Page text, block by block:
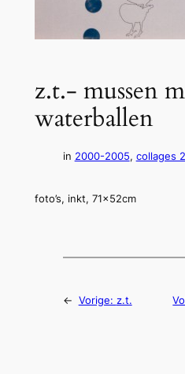
z.t.- mussen
waterballen
in 2000-2005, collages
foto’s, inkt, 71x52cm
← Vorige: z.t.